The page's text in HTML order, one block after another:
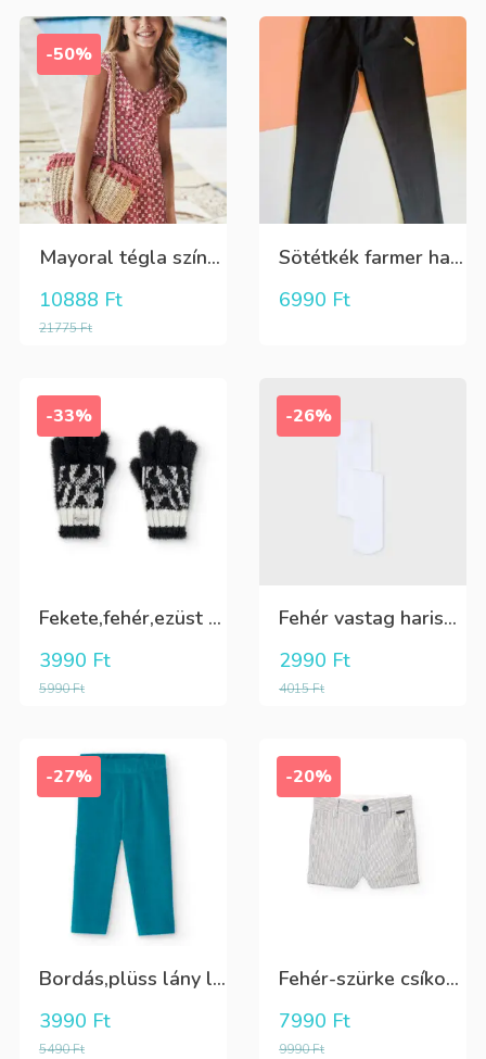
-50%
Mayoral tégla színű kisvirág mintás nyári lenge ruha
21775Ft
10888 Ft
Sötétkék farmer hatású kényelmes nadrág
6990 Ft
-33%
Fekete,fehér,ezüst kötött kesztyű
5990Ft
3990 Ft
-26%
Fehér vastag harisnya, puha meleg
4015Ft
2990 Ft
-27%
Bordás,plüss lány leggings zöldeskék
5490Ft
3990 Ft
-20%
Fehér-szürke csíkos,elegáns,fiú vászon rövidnadrág
9990Ft
7990 Ft